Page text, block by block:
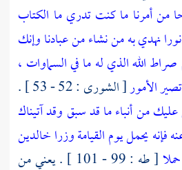
من أمرنا ما كنت تدري ما الكتاب
نهدي به من نشاء من عبادنا وإنك
الله الذي له ما في السماوات ،
الأمور
[ الشورى : 52 - 53 ] .
من أنباء ما قد سبق وقد آتيناك
يحمل يوم القيامة وزرا خالدين
[ طه : 99 - 101 ] . يعني من